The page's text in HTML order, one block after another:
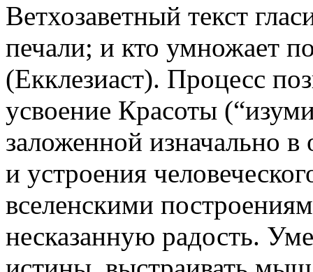
Ветхозаветный текст
печали; и кто умножает
(Екклезиаст). Процесс
усвоение Красоты
заложенной изначально в
и устроения
вселенскими
несказанную радость.